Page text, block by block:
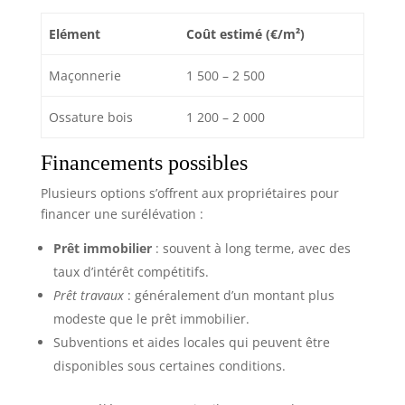
Elément Coût estimé (€/m²)
Maçonnerie 1 500 – 2 500
Ossature bois 1 200 – 2 000
Financements possibles
Plusieurs options s’offrent aux propriétaires pour
financer une surélévation :
Prêt immobilier: souvent à long terme, avec des
taux d’intérêt compétitifs.
Prêt travaux: généralement d’un montant plus
modeste que le prêt immobilier.
Subventions et aides locales qui peuvent être
disponibles sous certaines conditions.